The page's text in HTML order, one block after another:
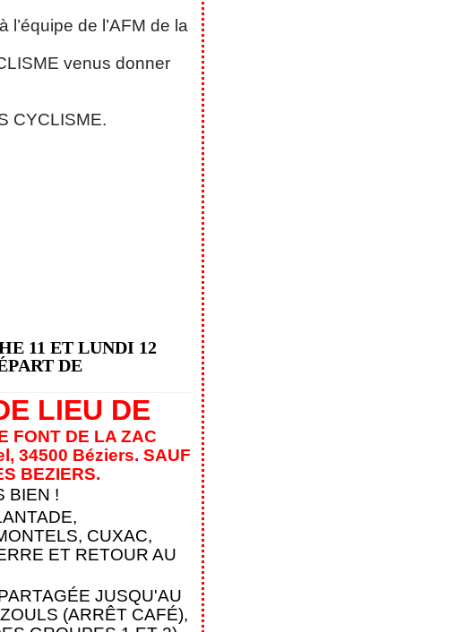
de l’AFM de la
venus donner
CYCLISME.
11 ET LUNDI 12
DE
LIEU DE
FONT DE LA ZAC
34500 Béziers. SAUF
BEZIERS.
BIEN !
CUXAC,
ET RETOUR AU
JUSQU'AU
(ARRÊT CAFÉ),